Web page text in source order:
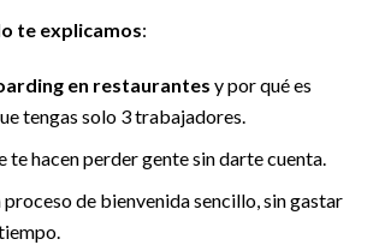
te explicamos:
en restaurantes y por qué es
tengas solo 3 trabajadores.
te hacen perder gente sin darte cuenta.
de bienvenida sencillo, sin gastar